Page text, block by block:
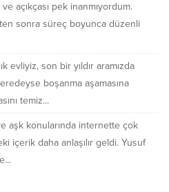
açıkçası pek inanmıyordum.
sonra süreç boyunca düzenli
evliyiz, son bir yıldır aramızda
boşanma aşamasına
temiz...
aşk konularında internette çok
içerik daha anlaşılır geldi. Yusuf